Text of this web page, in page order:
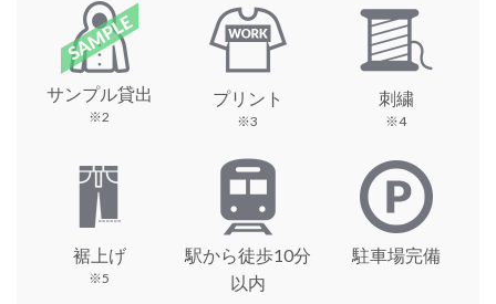
サンプル貸出
※2
プリント
※3
刺繍
※4
裾上げ
※5
駅から徒歩10分
以内
駐車場完備